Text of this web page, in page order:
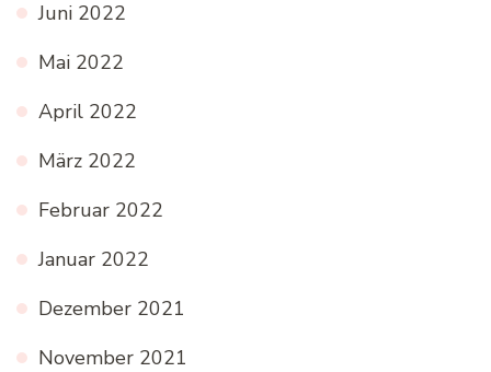
Juni 2022
Mai 2022
April 2022
März 2022
Februar 2022
Januar 2022
Dezember 2021
November 2021